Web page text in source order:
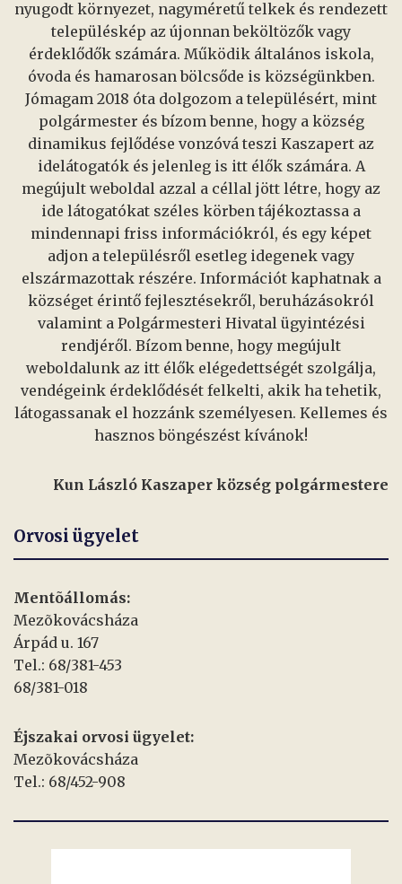
nyugodt környezet, nagyméretű telkek és rendezett
településkép az újonnan beköltözők vagy
érdeklődők számára. Működik általános iskola,
óvoda és hamarosan bölcsőde is községünkben.
Jómagam 2018 óta dolgozom a településért, mint
polgármester és bízom benne, hogy a község
dinamikus fejlődése vonzóvá teszi Kaszapert az
idelátogatók és jelenleg is itt élők számára. A
megújult weboldal azzal a céllal jött létre, hogy az
ide látogatókat széles körben tájékoztassa a
mindennapi friss információkról, és egy képet
adjon a településről esetleg idegenek vagy
elszármazottak részére. Információt kaphatnak a
községet érintő fejlesztésekről, beruházásokról
valamint a Polgármesteri Hivatal ügyintézési
rendjéről. Bízom benne, hogy megújult
weboldalunk az itt élők elégedettségét szolgálja,
vendégeink érdeklődését felkelti, akik ha tehetik,
látogassanak el hozzánk személyesen. Kellemes és
hasznos böngészést kívánok!
Kun László Kaszaper község polgármestere
Orvosi ügyelet
Mentõállomás:
Mezõkovácsháza
Árpád u. 167
Tel.: 68/381-453
68/381-018
Éjszakai orvosi ügyelet:
Mezõkovácsháza
Tel.: 68/452-908